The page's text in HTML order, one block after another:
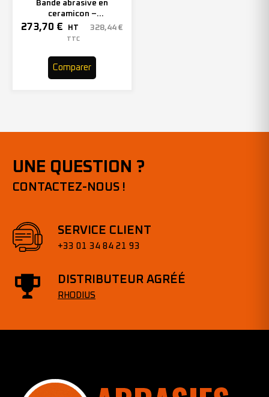
Bande abrasive en
ceramicon –
150mmx2000mm – Grain 40
– 305969 (x10)
273,70 € HT 328,44 €
TTC
Comparer
UNE QUESTION ?
CONTACTEZ-NOUS !
SERVICE CLIENT
+33 01 34 84 21 93
DISTRIBUTEUR AGRÉÉ
RHODIUS